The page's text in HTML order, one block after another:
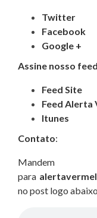
Twitter
Facebook
Google +
Assine nosso
Feed Site
Feed Alerta
Itunes
Contato:
para
no post logo